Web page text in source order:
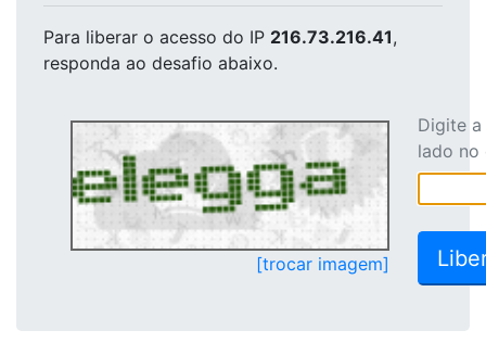
Para liberar o acesso do IP 216.73.216.41,
responda ao desafio abaixo.
[trocar imagem]
Digite
lado no